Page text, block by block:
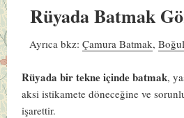
Rüyada Batmak
Ayrıca bkz:Çamura Batmak,
Rüyada bir tekne içinde batmak,
aksi istikamete döneceğine ve
işarettir.